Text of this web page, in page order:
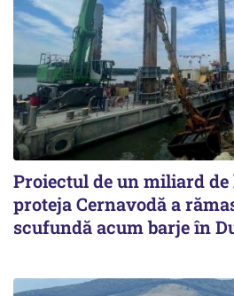
Proiectul de un miliard de
proteja Cernavodă a
scufundă acum barje în